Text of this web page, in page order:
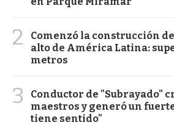
2
Comenzó la construcción
alto de América Latina:
metros
3
Conductor de "Subrayado"
maestros y generó un
tiene sentido"